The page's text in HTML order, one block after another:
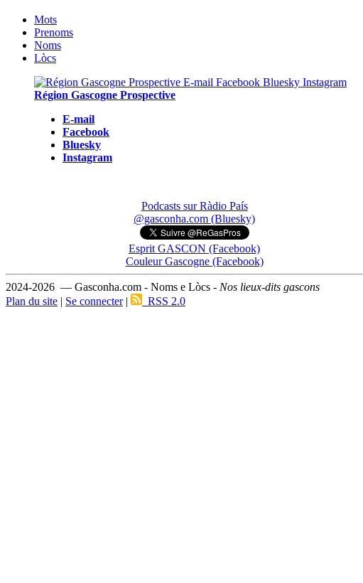
Mots
Prenoms
Noms
Lòcs
Région Gascogne Prospective
E-mail
Facebook
Bluesky
Instagram
Podcasts sur Ràdio País
@gasconha.com (Bluesky)
Esprit GASCON (Facebook)
Couleur Gascogne (Facebook)
2024-2026 — Gasconha.com - Noms e Lòcs - Nos lieux-dits gascons
Plan du site | Se connecter| RSS 2.0